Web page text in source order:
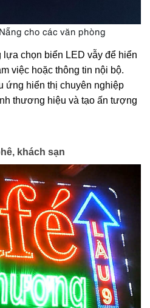
cho các văn phòng
chọn biển LED vẫy để hiển
việc hoặc thông tin nội bộ.
ứng hiển thị chuyên nghiệp
thương hiệu và tạo ấn tượng
khách sạn